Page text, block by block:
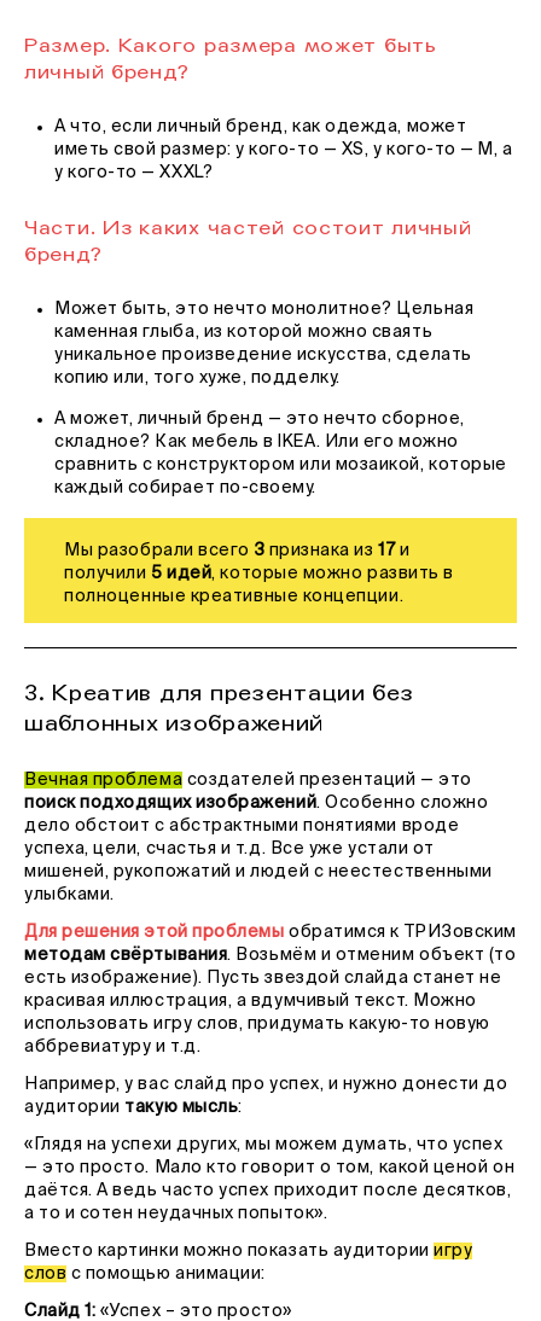
Размер. Какого размера может быть
личный бренд?
А что, если личный бренд, как одежда, может
иметь свой размер: у кого-то — XS, у кого-то — M, а
у кого-то — XXXL?
Части. Из каких частей состоит личный
бренд?
Может быть, это нечто монолитное? Цельная
каменная глыба, из которой можно сваять
уникальное произведение искусства, сделать
копию или, того хуже, подделку.
А может, личный бренд — это нечто сборное,
складное? Как мебель в IKEA. Или его можно
сравнить с конструктором или мозаикой, которые
каждый собирает по-своему.
Мы разобрали всего 3 признака из17и
получили 5 идей, которые можно развить в
полноценные креативные концепции.
3. Креатив для презентации без
шаблонных изображений
Вечная проблема создателей презентаций — это
поиск подходящих изображений. Особенно сложно
дело обстоит с абстрактными понятиями вроде
успеха, цели, счастья и т.д. Все уже устали от
мишеней, рукопожатий и людей с неестественными
улыбками.
Для решения этой проблемы обратимся к ТРИЗовским
методам свёртывания. Возьмём и отменим объект (то
есть изображение). Пусть звездой слайда станет не
красивая иллюстрация, а вдумчивый текст. Можно
использовать игру слов, придумать какую-то новую
аббревиатуру и т.д.
Например, у вас слайд про успех, и нужно донести до
аудитории такую мысль:
«Глядя на успехи других, мы можем думать, что успех
— это просто. Мало кто говорит о том, какой ценой он
даётся. А ведь часто успех приходит после десятков,
а то и сотен неудачных попыток».
Вместо картинки можно показать аудиторииигру
слов с помощью анимации:
Слайд 1: «Успех – это просто»